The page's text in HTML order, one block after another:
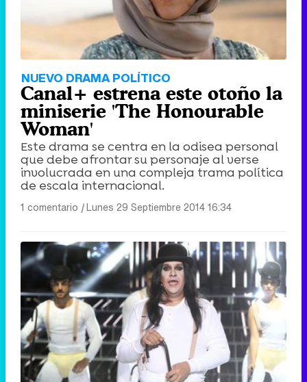
NUEVO DRAMA POLÍTICO
Canal+ estrena este otoño la
miniserie 'The Honourable
Woman'
Este drama se centra en la odisea personal
que debe afrontar su personaje al verse
involucrada en una compleja trama política
de escala internacional.
1 comentario |Lunes 29 Septiembre 2014 16:34